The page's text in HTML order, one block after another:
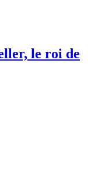
le roi de